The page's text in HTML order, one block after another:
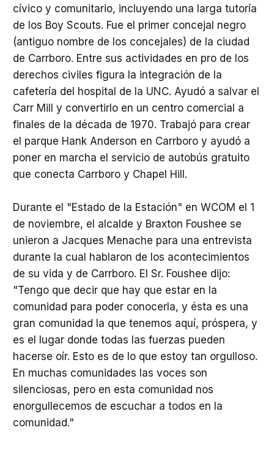
cívico y comunitario, incluyendo una larga tutoría
de los Boy Scouts. Fue el primer concejal negro
(antiguo nombre de los concejales) de la ciudad
de Carrboro. Entre sus actividades en pro de los
derechos civiles figura la integración de la
cafetería del hospital de la UNC. Ayudó a salvar el
Carr Mill y convertirlo en un centro comercial a
finales de la década de 1970. Trabajó para crear
el parque Hank Anderson en Carrboro y ayudó a
poner en marcha el servicio de autobús gratuito
que conecta Carrboro y Chapel Hill.
Durante el "Estado de la Estación" en WCOM el 1
de noviembre, el alcalde y Braxton Foushee se
unieron a Jacques Menache para una entrevista
durante la cual hablaron de los acontecimientos
de su vida y de Carrboro. El Sr. Foushee dijo:
"Tengo que decir que hay que estar en la
comunidad para poder conocerla, y ésta es una
gran comunidad la que tenemos aquí, próspera, y
es el lugar donde todas las fuerzas pueden
hacerse oír. Esto es de lo que estoy tan orgulloso.
En muchas comunidades las voces son
silenciosas, pero en esta comunidad nos
enorgullecemos de escuchar a todos en la
comunidad."